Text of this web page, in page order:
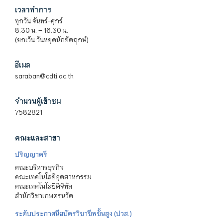
เวลาทำการ
ทุกวัน จันทร์-ศุกร์
8.30 น. – 16.30 น.
(ยกเว้น วันหยุดนักขัตฤกษ์)
อีเมล
saraban@cdti.ac.th
จำนวนผู้เข้าชม
7582821
คณะและสาขา
ปริญญาตรี
คณะบริหารธุรกิจ
คณะเทคโนโลยีอุตสาหกรรม
คณะเทคโนโลยีดิจิทัล
สำนักวิชาเกษตรนวัต
ระดับประกาศนียบัตรวิชาชีพชั้นสูง (ปวส.)